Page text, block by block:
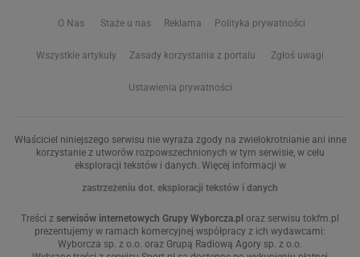
O Nas Staże u nas Reklama Polityka prywatności
Wszystkie artykuły Zasady korzystania z portalu Zgłoś uwagi
Ustawienia prywatności
Właściciel niniejszego serwisu nie wyraża zgody na zwielokrotnianie ani inne
korzystanie z utworów rozpowszechnionych w tym serwisie, w celu
eksploracji tekstów i danych. Więcej informacji w
zastrzeżeniu dot. eksploracji tekstów i danych
Treści z serwisów internetowych Grupy Wyborcza.pl oraz serwisu tokfm.pl
prezentujemy w ramach komercyjnej współpracy z ich wydawcami:
Wyborcza sp. z o.o. oraz Grupą Radiową Agory sp. z o.o.